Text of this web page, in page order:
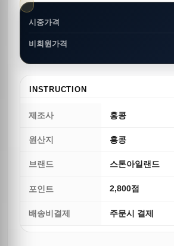
시중가격
비회원가격
INSTRUCTION
제조사 홍콩
원산지 홍콩
브랜드 스톤아일랜드
포인트 2,800점
배송비결제 주문시 결제